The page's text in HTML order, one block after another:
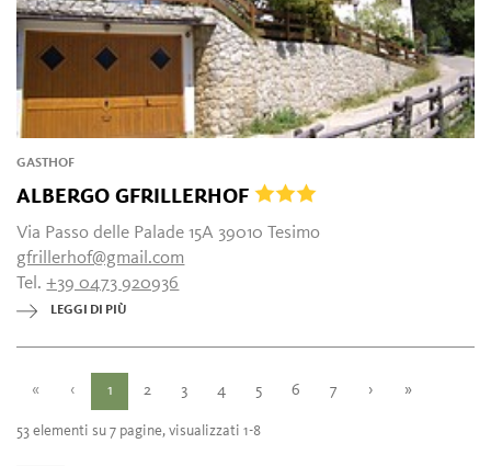
GASTHOF
ALBERGO GFRILLERHOF
Via Passo delle Palade 15A 39010 Tesimo
gfrillerhof@gmail.com
Tel.+39 0473 920936
LEGGI DI PIÙ
« ‹ 1 2 3 4 5 6 7 › »
53 elementi su 7 pagine, visualizzati 1-8